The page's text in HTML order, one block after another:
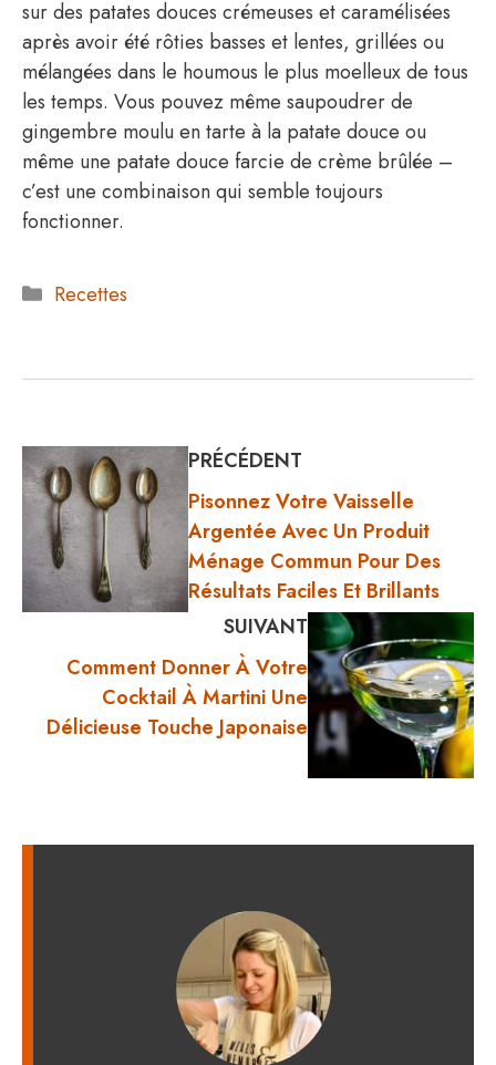
sur des patates douces crémeuses et caramélisées
après avoir été rôties basses et lentes, grillées ou
mélangées dans le houmous le plus moelleux de tous
les temps. Vous pouvez même saupoudrer de
gingembre moulu en tarte à la patate douce ou
même une patate douce farcie de crème brûlée –
c’est une combinaison qui semble toujours
fonctionner.
Catégories
Recettes
PRÉCÉDENT
Pisonnez Votre Vaisselle
Argentée Avec Un Produit
Ménage Commun Pour Des
Résultats Faciles Et Brillants
SUIVANT
Comment Donner À Votre
Cocktail À Martini Une
Délicieuse Touche Japonaise